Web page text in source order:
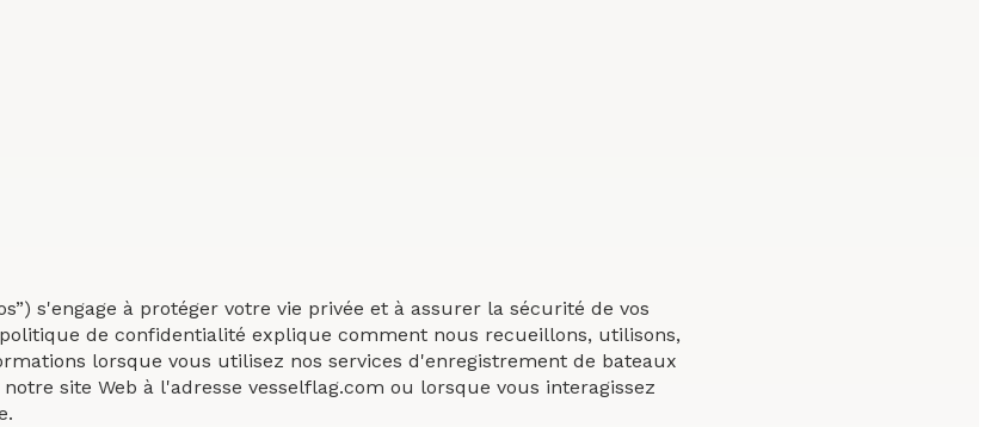
s'engage à protéger votre vie privée et à assurer la sécurité de vos
de confidentialité explique comment nous recueillons, utilisons,
lorsque vous utilisez nos services d'enregistrement de bateaux
site Web à l'adresse vesselflag.com ou lorsque vous interagissez